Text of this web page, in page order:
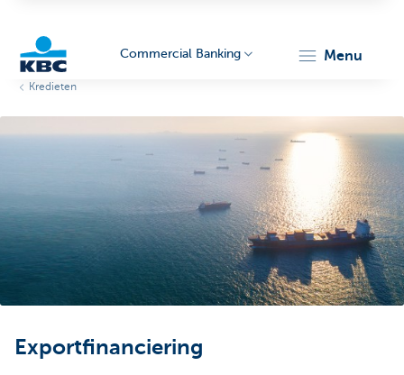
Commercial Banking menu
Kredieten
Exportfinanciering